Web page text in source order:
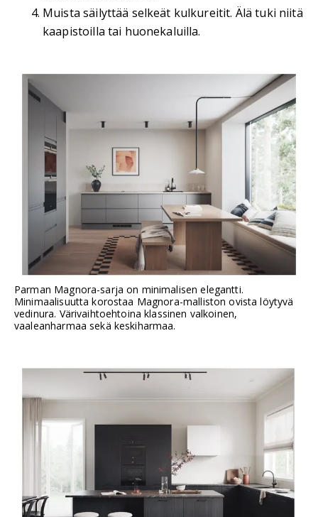
Muista säilyttää selkeät kulkureitit. Älä tuki niitä
kaapistoilla tai huonekaluilla.
Parman Magnora-sarja on minimalisen elegantti.
Minimaalisuutta korostaa Magnora-malliston ovista löytyvä
vedinura. Värivaihtoehtoina klassinen valkoinen,
vaaleanharmaa sekä keskiharmaa.